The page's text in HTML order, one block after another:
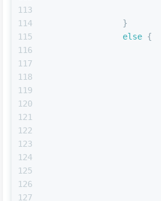
113
114
115
116
117
118
119
120
121
122
123
124
125
126
127
		}
else {